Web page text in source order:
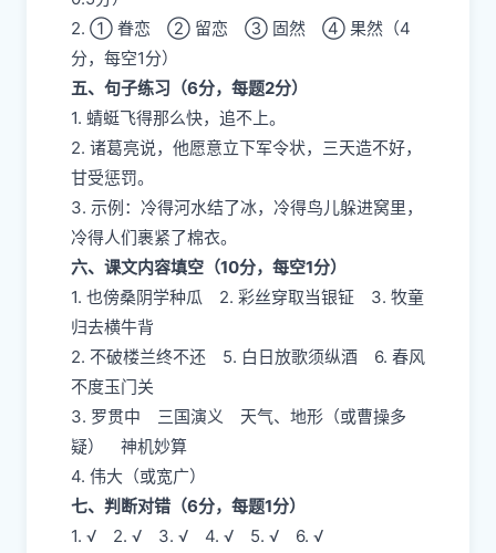
2. ① 眷恋 ② 留恋 ③ 固然 ④ 果然（4
分，每空1分）
五、句子练习（6分，每题2分）
1. 蜻蜓飞得那么快，追不上。
2. 诸葛亮说，他愿意立下军令状，三天造不好，
甘受惩罚。
3. 示例：冷得河水结了冰，冷得鸟儿躲进窝里，
冷得人们裹紧了棉衣。
六、课文内容填空（10分，每空1分）
1. 也傍桑阴学种瓜 2. 彩丝穿取当银钲 3. 牧童
归去横牛背
2. 不破楼兰终不还 5. 白日放歌须纵酒 6. 春风
不度玉门关
3. 罗贯中 三国演义 天气、地形（或曹操多
疑） 神机妙算
4. 伟大（或宽广）
七、判断对错（6分，每题1分）
1. √ 2. √ 3. √ 4. √ 5. √ 6. √